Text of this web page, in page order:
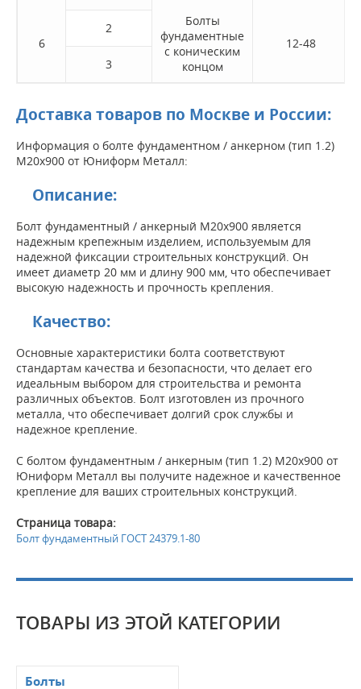
6
Болты
фундаментные
с коническим
концом
12-48
2
3
Доставка товаров по Москве и России:
Информация о болте фундаментном / анкерном (тип 1.2)
M20x900 от Юниформ Металл:
Описание:
Болт фундаментный / анкерный M20x900 является
надежным крепежным изделием, используемым для
надежной фиксации строительных конструкций. Он
имеет диаметр 20 мм и длину 900 мм, что обеспечивает
высокую надежность и прочность крепления.
Качество:
Основные характеристики болта соответствуют
стандартам качества и безопасности, что делает его
идеальным выбором для строительства и ремонта
различных объектов. Болт изготовлен из прочного
металла, что обеспечивает долгий срок службы и
надежное крепление.
С болтом фундаментным / анкерным (тип 1.2) M20x900 от
Юниформ Металл вы получите надежное и качественное
крепление для ваших строительных конструкций.
Страница товара:
Болт фундаментный ГОСТ 24379.1-80
ТОВАРЫ ИЗ ЭТОЙ КАТЕГОРИИ
Болты